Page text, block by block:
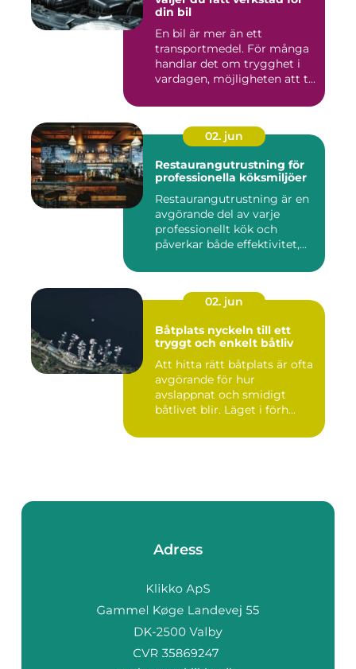
din bil
En bil är mer än ett
transportmedel. För många
handlar det om trygghet i
vardagen, möjligheten att t...
02. jun
Restaurangutrustning för
professionella köksmiljöer
Restaurangutrustning är en
avgörande del av varje
professionellt kök och
påverkar både effektivitet,...
02. jun
Båtplats nyckeln till ett
tryggt och enkelt båtliv
Att hitta rätt båtplats är ofta
avgörande för hur
avslappnat och smidigt
båtlivet blir. Läget i förh...
Adress